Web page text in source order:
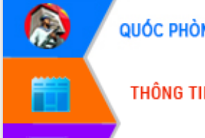
Quyết liệt tháo gỡ vướng mắc, đẩy
nhanh tiến độ các dự án trọng điểm
trong Khu kinh tế Nam Phú Yên
Hòn Yến phát triển du lịch gắn với bảo
Lấy ý kiến điều chỉnh Quy hoạch tỉnh
Đắk Lắk thời kỳ 2021-2030, tầm nhìn
đến năm 2050
Phát động chiến dịch 30 ngày đêm